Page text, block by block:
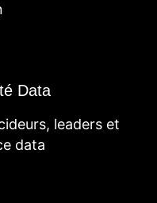
Data
leaders et
data